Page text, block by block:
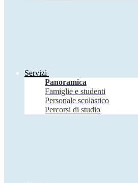
Servizi
Panoramica
Famiglie e studenti
Personale scolastico
Percorsi di studio